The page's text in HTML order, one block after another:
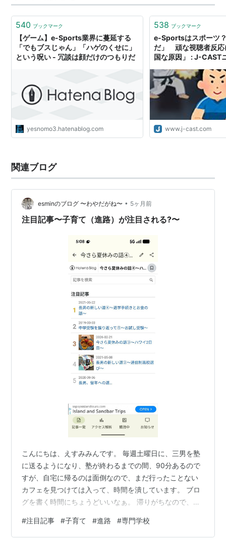
540 ブックマーク
【ゲーム】e-Sports業界に蔓延する
「でもブスじゃん」「ハゲのくせに」
という呪い - 冗談は顔だけのつもりだ
yesnomo3.hatenablog.com
538 ブックマーク
e-Sportsはスポーツ
だ」 頑な視聴者反応
国な原因」 : J-CAST
www.j-cast.com
関連ブログ
esminのブログ 〜わやだがね〜 • 5ヶ月前
注目記事〜子育て（進路）が注目される?〜
こんにちは、えすみみんです。 毎週土曜日に、三男を塾
に送るようになり、塾が終わるまでの間、90分あるので
すが、自宅に帰るのは面倒なので、まだ行ったことない
カフェを見つけては入って、時間を潰しています。 ブロ
グを書く時間にちょうどいいなぁ。 滞りがちなので、こ
思ってます😁 夏休みのハワイの話を書き終え、ハワイの
金額の話も書きたいところだけど、他にもまだいろんな
#注目記事 #子育て #進路 #専門学校